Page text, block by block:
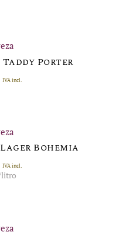
Taddy Porter
IVA incl.
Bohemia
IVA incl.